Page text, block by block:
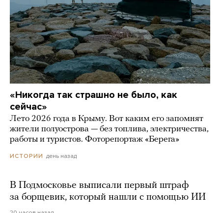
«Никогда так страшно не было, как
сейчас»
Лето 2026 года в Крыму. Вот каким его запомнят
жители полуострова — без топлива, электричества,
работы и туристов. Фоторепортаж «Берега»
ИСТОРИИ день назад
В Подмосковье выписали первый штраф
за борщевик, который нашли с помощью ИИ